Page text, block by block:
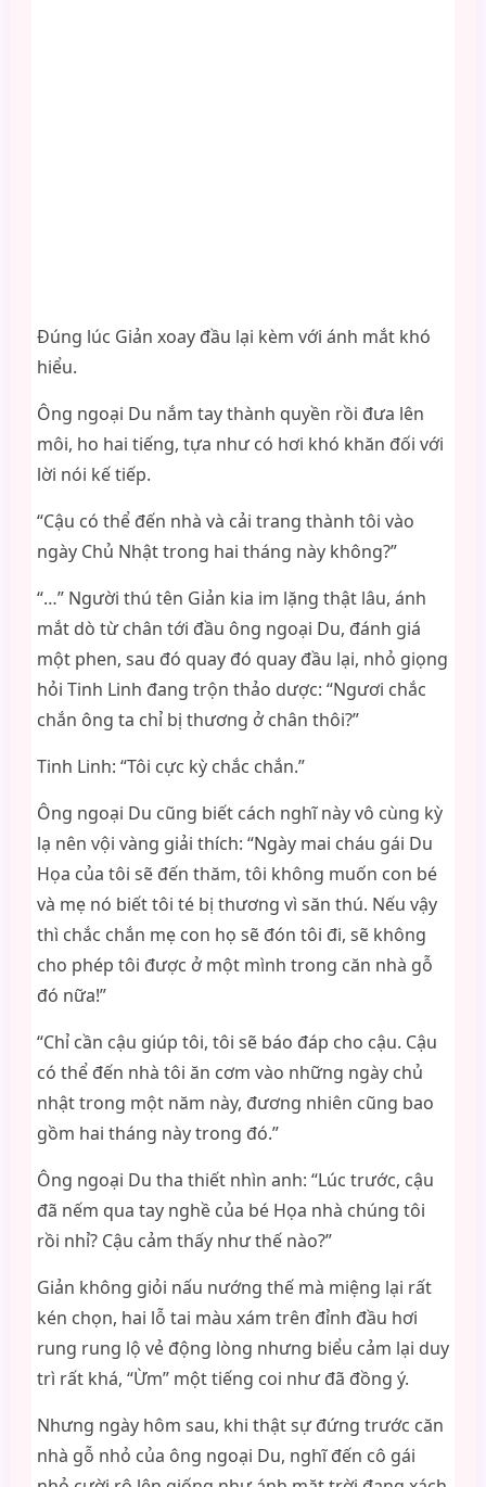
Đúng lúc Giản xoay đầu lại kèm với ánh mắt khó
hiểu.
Ông ngoại Du nắm tay thành quyền rồi đưa lên
môi, ho hai tiếng, tựa như có hơi khó khăn đối với
lời nói kế tiếp.
“Cậu có thể đến nhà và cải trang thành tôi vào
ngày Chủ Nhật trong hai tháng này không?”
“…” Người thú tên Giản kia im lặng thật lâu, ánh
mắt dò từ chân tới đầu ông ngoại Du, đánh giá
một phen, sau đó quay đó quay đầu lại, nhỏ giọng
hỏi Tinh Linh đang trộn thảo dược: “Ngươi chắc
chắn ông ta chỉ bị thương ở chân thôi?”
Tinh Linh: “Tôi cực kỳ chắc chắn.”
Ông ngoại Du cũng biết cách nghĩ này vô cùng kỳ
lạ nên vội vàng giải thích: “Ngày mai cháu gái Du
Họa của tôi sẽ đến thăm, tôi không muốn con bé
và mẹ nó biết tôi té bị thương vì săn thú. Nếu vậy
thì chắc chắn mẹ con họ sẽ đón tôi đi, sẽ không
cho phép tôi được ở một mình trong căn nhà gỗ
đó nữa!”
“Chỉ cần cậu giúp tôi, tôi sẽ báo đáp cho cậu. Cậu
có thể đến nhà tôi ăn cơm vào những ngày chủ
nhật trong một năm này, đương nhiên cũng bao
gồm hai tháng này trong đó.”
Ông ngoại Du tha thiết nhìn anh: “Lúc trước, cậu
đã nếm qua tay nghề của bé Họa nhà chúng tôi
rồi nhỉ? Cậu cảm thấy như thế nào?”
Giản không giỏi nấu nướng thế mà miệng lại rất
kén chọn, hai lỗ tai màu xám trên đỉnh đầu hơi
rung rung lộ vẻ động lòng nhưng biểu cảm lại duy
trì rất khá, “Ừm” một tiếng coi như đã đồng ý.
Nhưng ngày hôm sau, khi thật sự đứng trước căn
nhà gỗ nhỏ của ông ngoại Du, nghĩ đến cô gái